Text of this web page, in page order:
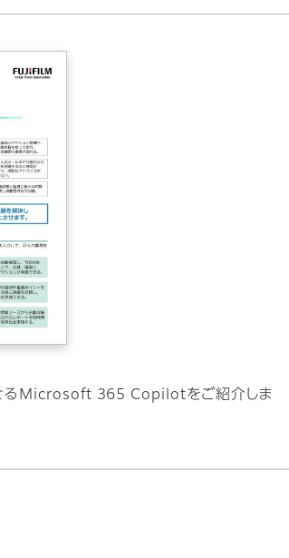
るMicrosoft 365 Copilotをご紹介しま